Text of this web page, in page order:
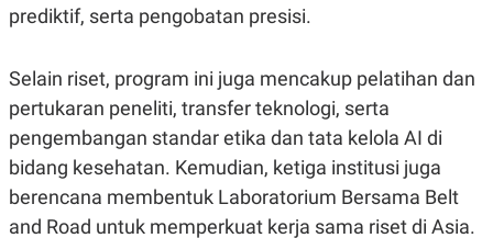
K
T
A
N
C
A
D
E
Y
P
S
S
R
L
E
A
S
.
prediktif, serta pengobatan presisi.
Selain riset, program ini juga mencakup pelatihan dan
pertukaran peneliti, transfer teknologi, serta
pengembangan standar etika dan tata kelola AI di
bidang kesehatan. Kemudian, ketiga institusi juga
berencana membentuk Laboratorium Bersama Belt
and Road untuk memperkuat kerja sama riset di Asia.